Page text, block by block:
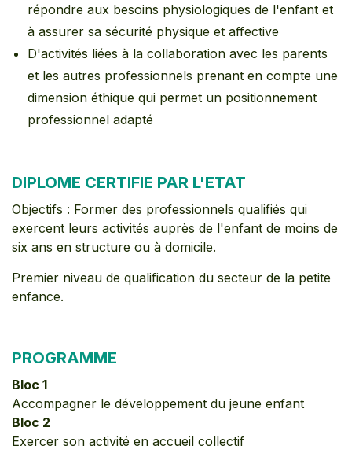
répondre aux besoins physiologiques de l'enfant et
à assurer sa sécurité physique et affective
D'activités liées à la collaboration avec les parents
et les autres professionnels prenant en compte une
dimension éthique qui permet un positionnement
professionnel adapté
DIPLOME CERTIFIE PAR L'ETAT
Objectifs : Former des professionnels qualifiés qui
exercent leurs activités auprès de l'enfant de moins de
six ans en structure ou à domicile.
Premier niveau de qualification du secteur de la petite
enfance.
PROGRAMME
Bloc 1
Accompagner le développement du jeune enfant
Bloc 2
Exercer son activité en accueil collectif